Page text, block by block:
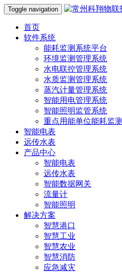
Toggle navigation
首页
软件系统
能耗监测系统平台
环境监测管理系统
水电联控管理系统
水质监测管理系统
蒸汽计量管理系统
智能用电管理系统
智能照明监管系统
重点用能单位能耗监测
智能电表
远传水表
产品中心
智能电表
远传水表
智能数据网关
流量计
智能照明
解决方案
智慧港口
智慧工业
智慧农业
智慧消防
应急减灾